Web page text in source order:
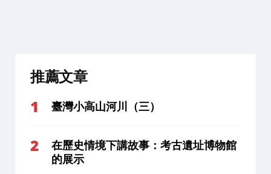
推薦文章
臺灣小高山河川（三）
在歷史情境下講故事：考古遺址博物館
的展示